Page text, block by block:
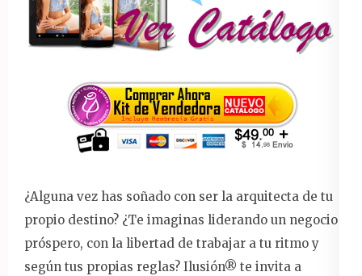
¿Alguna vez has soñado con ser la arquitecta de tu
propio destino? ¿Te imaginas liderando un negocio
próspero, con la libertad de trabajar a tu ritmo y
según tus propias reglas? Ilusión® te invita a